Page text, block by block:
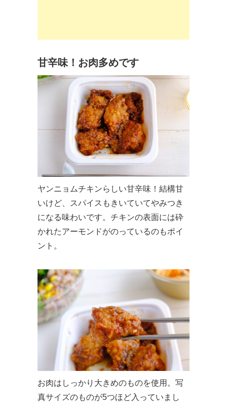
甘辛味！お肉多めです
ヤンニョムチキンらしい甘辛味！結構甘
いけど、スパイスもきいていてやみつき
になる味わいです。チキンの表面には砕
かれたアーモンドがのっているのもポイ
ント。
お肉はしっかり大きめのものを使用。写
真サイズのものが5つほど入っていまし